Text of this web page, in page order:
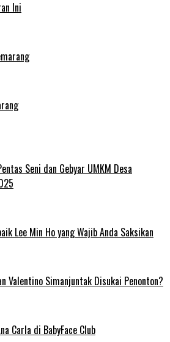
Ini
Seni dan Gebyar UMKM Desa
Lee Min Ho yang Wajib Anda Saksikan
Valentino Simanjuntak Disukai Penonton?
Carla di BabyFace Club